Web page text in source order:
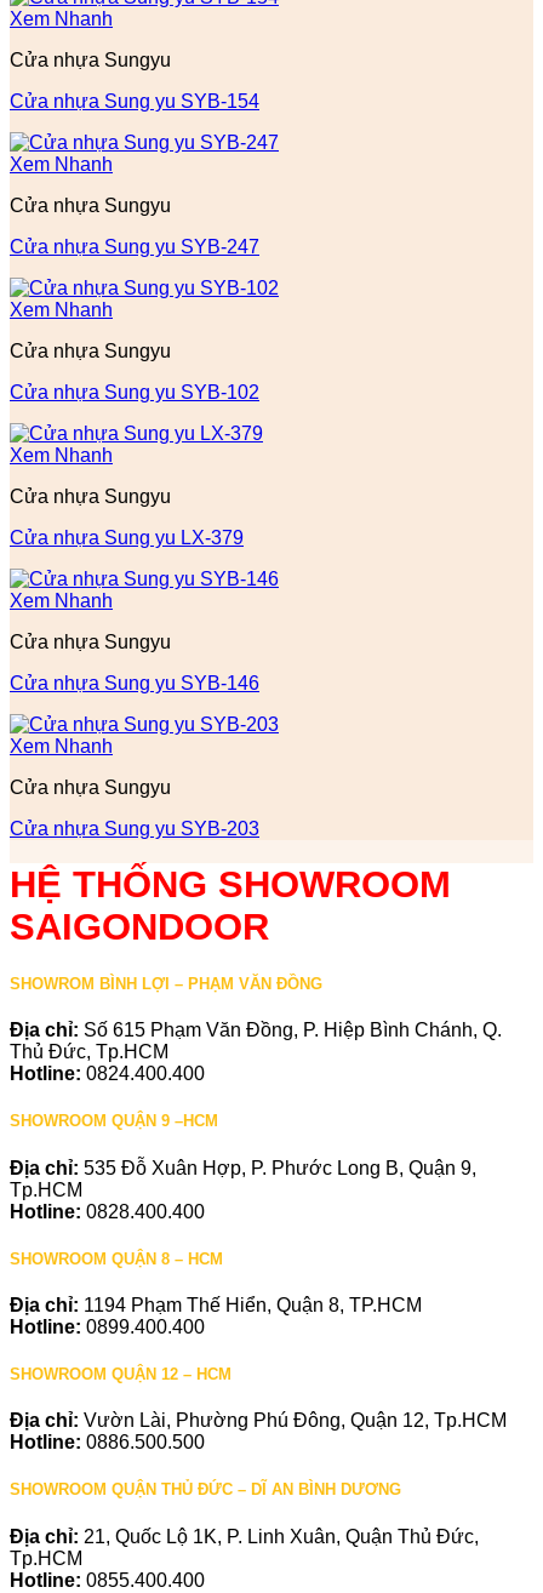
Xem Nhanh
Cửa nhựa Sungyu
Cửa nhựa Sung yu SYB-154
Xem Nhanh
Cửa nhựa Sungyu
Cửa nhựa Sung yu SYB-247
Xem Nhanh
Cửa nhựa Sungyu
Cửa nhựa Sung yu SYB-102
Xem Nhanh
Cửa nhựa Sungyu
Cửa nhựa Sung yu LX-379
Xem Nhanh
Cửa nhựa Sungyu
Cửa nhựa Sung yu SYB-146
Xem Nhanh
Cửa nhựa Sungyu
Cửa nhựa Sung yu SYB-203
HỆ THỐNG SHOWROOM
SAIGONDOOR
SHOWROM BÌNH LỢI – PHẠM VĂN ĐỒNG
Địa chỉ: Số 615 Phạm Văn Đồng, P. Hiệp Bình Chánh, Q.
Thủ Đức, Tp.HCM
Hotline: 0824.400.400
SHOWROOM QUẬN 9 –HCM
Địa chỉ: 535 Đỗ Xuân Hợp, P. Phước Long B, Quận 9,
Tp.HCM
Hotline: 0828.400.400
SHOWROOM QUẬN 8 – HCM
Địa chỉ: 1194 Phạm Thế Hiển, Quận 8, TP.HCM
Hotline: 0899.400.400
SHOWROOM QUẬN 12 – HCM
Địa chỉ: Vườn Lài, Phường Phú Đông, Quận 12, Tp.HCM
Hotline: 0886.500.500
SHOWROOM QUẬN THỦ ĐỨC – DĨ AN BÌNH DƯƠNG
Địa chỉ: 21, Quốc Lộ 1K, P. Linh Xuân, Quận Thủ Đức,
Tp.HCM
Hotline: 0855.400.400